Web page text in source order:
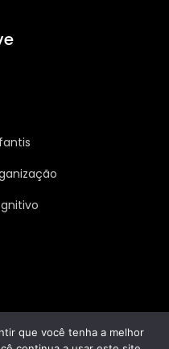
que você tenha a melhor